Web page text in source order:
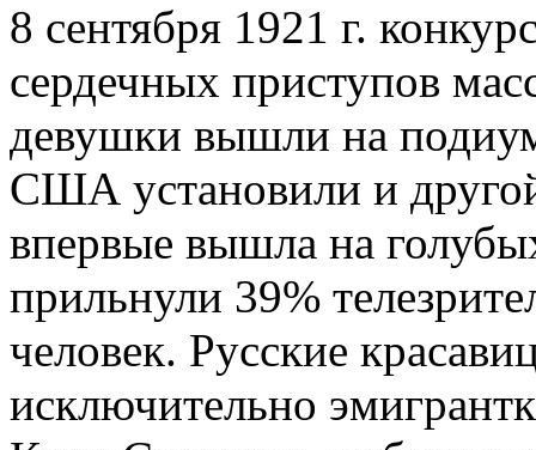
8 сентября 1921 г.
сердечных приступов
девушки вышли на
США установили и
впервые вышла на
прильнули 39%
человек. Русские
исключительно